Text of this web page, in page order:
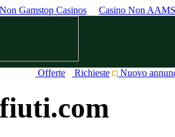
Gamstop Casinos Casino Non AAMS
Offerte Richieste Nuovo